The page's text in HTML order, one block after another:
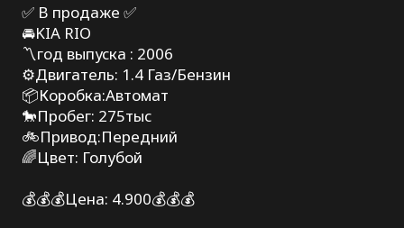
✅ В продаже ✅
🚘KIA RIO
〽️год выпуска : 2006
⚙️Двигатель: 1.4 Газ/Бензин
📦Коробка:Автомат
🐎Пробег: 275тыс
🚲Привод:Передний
🌈Цвет: Голубой
💰💰💰Цена: 4.900💰💰💰